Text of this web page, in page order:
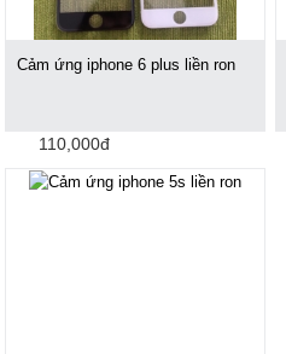
Cảm ứng iphone 6 plus liền ron
110,000đ